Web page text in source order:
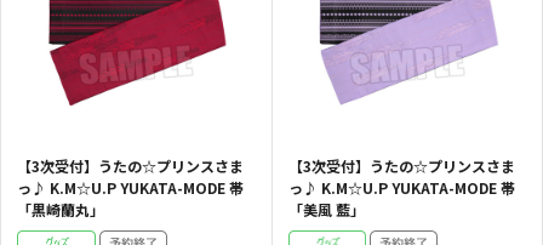
【3次受付】うたの☆プリンスさま
っ♪ K.M☆U.P YUKATA-MODE 帯
「黒崎蘭丸」
【3次受付】うたの☆プリンスさま
っ♪ K.M☆U.P YUKATA-MODE 帯
「美風 藍」